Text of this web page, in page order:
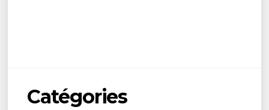
Catégories